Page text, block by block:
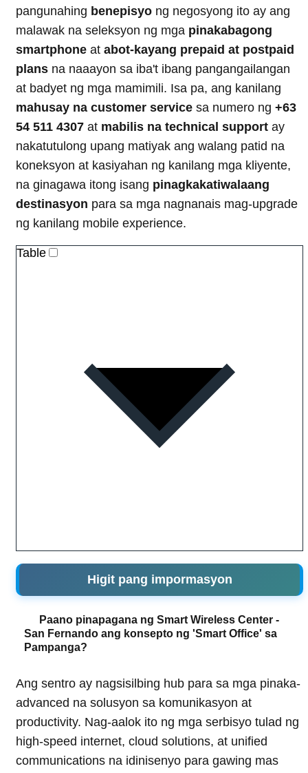
pangunahing benepisyo ng negosyong ito ay ang
malawak na seleksyon ng mga pinakabagong
smartphone at abot-kayang prepaid at postpaid
plans na naaayon sa iba't ibang pangangailangan
at badyet ng mga mamimili. Isa pa, ang kanilang
mahusay na customer service sa numero ng +63
54 511 4307 at mabilis na technical support ay
nakatutulong upang matiyak ang walang patid na
koneksyon at kasiyahan ng kanilang mga kliyente,
na ginagawa itong isang pinagkakatiwalaang
destinasyon para sa mga nagnanais mag-upgrade
ng kanilang mobile experience.
Table
Higit pang impormasyon
Paano pinapagana ng Smart Wireless Center -
San Fernando ang konsepto ng 'Smart Office' sa
Pampanga?
Ang sentro ay nagsisilbing hub para sa mga pinaka-
advanced na solusyon sa komunikasyon at
productivity. Nag-aalok ito ng mga serbisyo tulad ng
high-speed internet, cloud solutions, at unified
communications na idinisenyo para gawing mas